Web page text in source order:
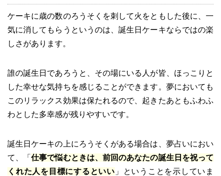
ケーキに歳の数のろうそくを刺して火をともした後に、一
気に消してもらうというのは、誕生日ケーキならではの楽
しさがあります。
誰の誕生日であろうと、その場にいる人が皆、ほっこりと
した幸せな気持ちを感じることができます。夢においても
このリラックス効果は保たれるので、起きたあともふわふ
わとした多幸感が残りやすいです。
誕生日ケーキの上にろうそくがある場合は、夢占いにおい
て、「仕事で悩むときは、前回のあなたの誕生日を祝って
くれた人を目標にするといい 」ということを示していま